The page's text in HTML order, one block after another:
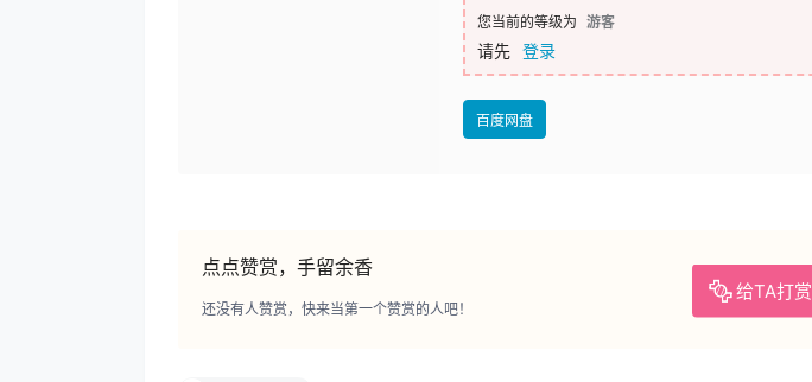
您当前的等级为 游客
请先 登录
百度网盘
点点赞赏，手留余香
给TA打赏
还没有人赞赏，快来当第一个赞赏的人吧！